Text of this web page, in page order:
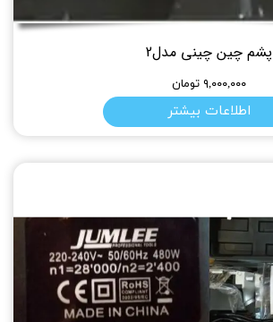
پشم چین چینی مدل2
۹,۰۰۰,۰۰۰ تومان
اطلاعات بیشتر